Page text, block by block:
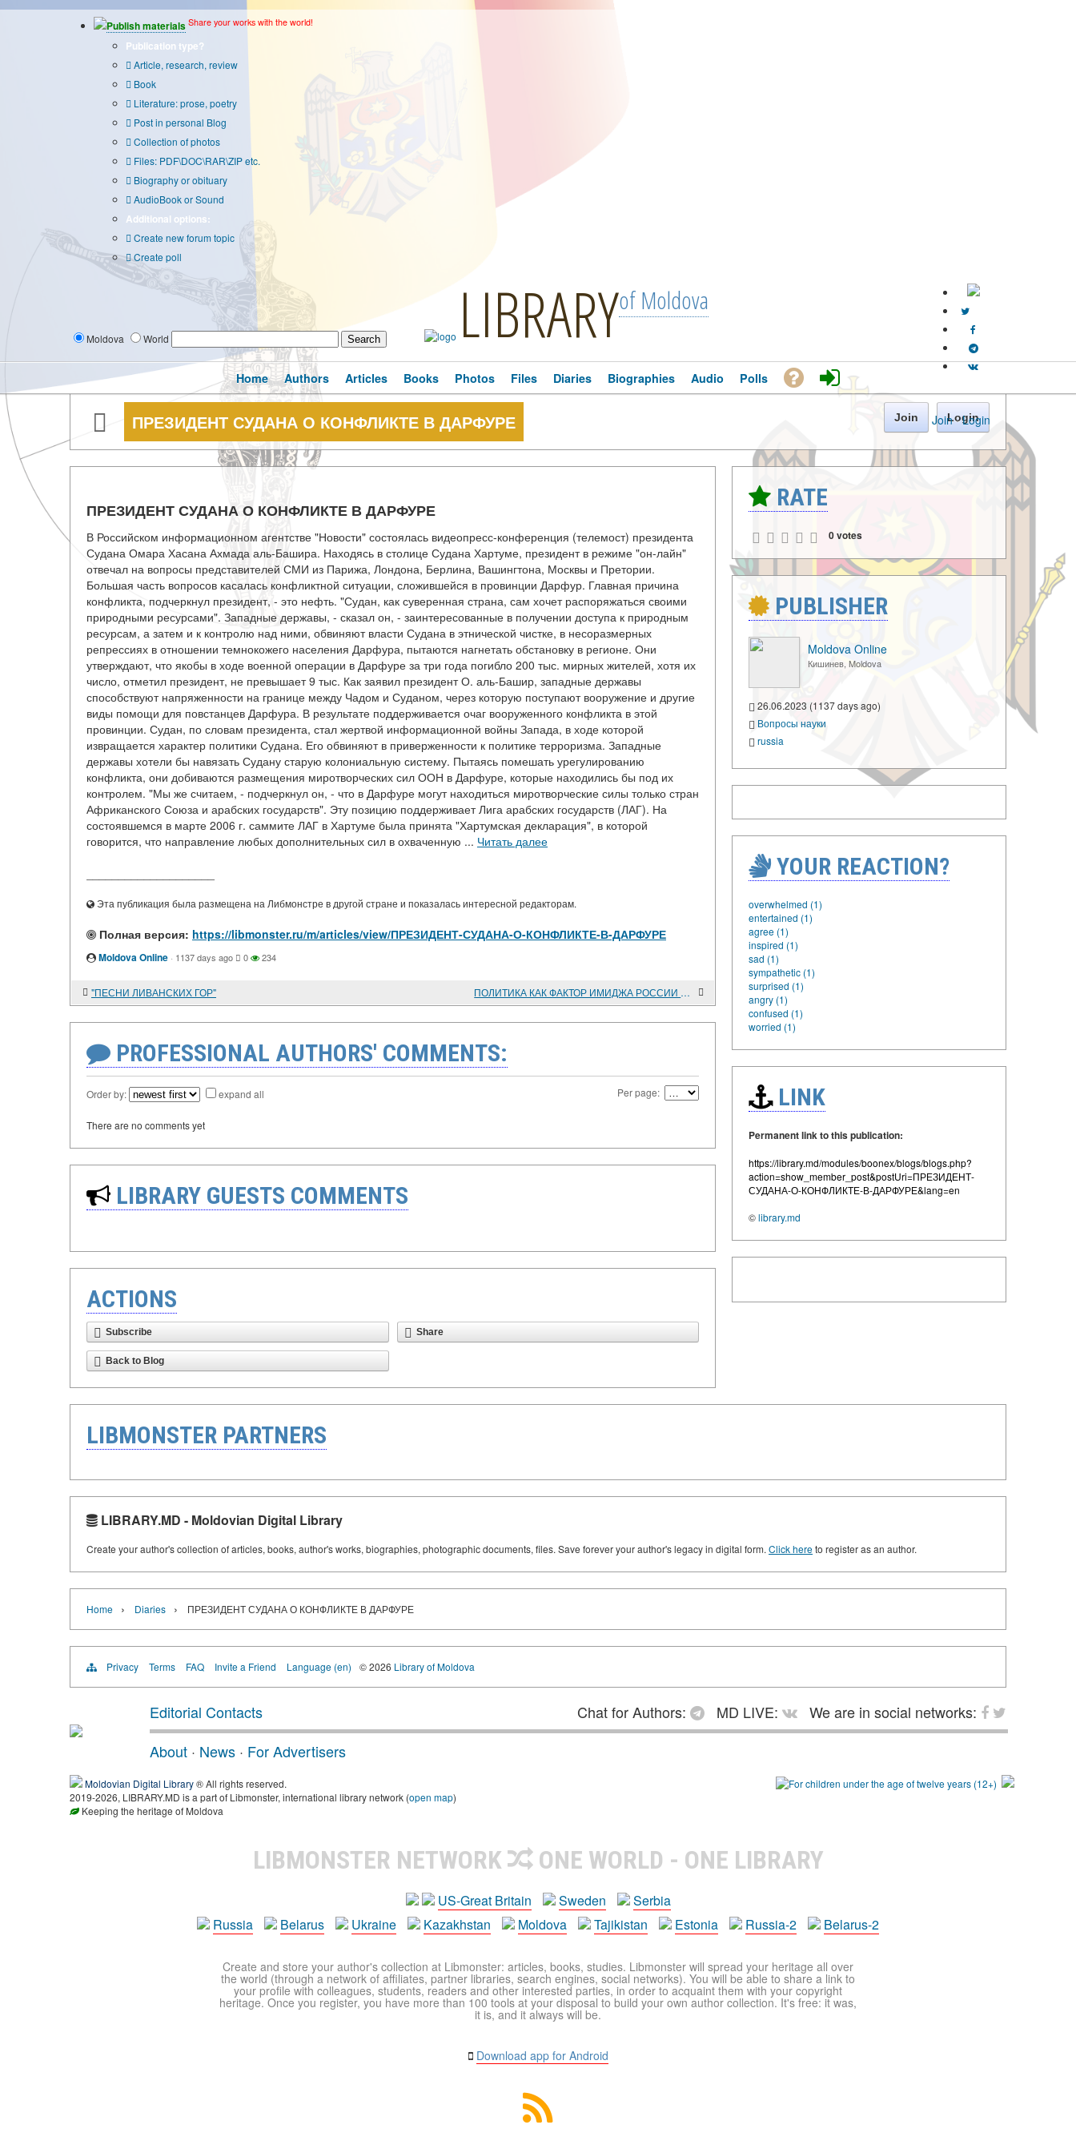
Publish materials Share your works with the world!
Publication type?
Article, research, review
Book
Literature: prose, poetry
Post in personal Blog
Collection of photos
Files: PDF\DOC\RAR\ZIP etc.
Biography or obituary
AudioBook or Sound
Additional options:
Create new forum topic
Create poll
Moldova World LIBRARYof Moldova
Join · Login
Home Authors Articles Books Photos Files Diaries Biographies Audio Polls
ПРЕЗИДЕНТ СУДАНА О КОНФЛИКТЕ В ДАРФУРЕ Join Login
ПРЕЗИДЕНТ СУДАНА О КОНФЛИКТЕ В ДАРФУРЕ
В Российском информационном агентстве "Новости" состоялась видеопресс-конференция (телемост) президента
Судана Омара Хасана Ахмада аль-Башира. Находясь в столице Судана Хартуме, президент в режиме "он-лайн"
отвечал на вопросы представителей СМИ из Парижа, Лондона, Берлина, Вашингтона, Москвы и Претории.
Большая часть вопросов касалась конфликтной ситуации, сложившейся в провинции Дарфур. Главная причина
конфликта, подчеркнул президент, - это нефть. "Судан, как суверенная страна, сам хочет распоряжаться своими
природными ресурсами". Западные державы, - сказал он, - заинтересованные в получении доступа к природным
ресурсам, а затем и к контролю над ними, обвиняют власти Судана в этнической чистке, в несоразмерных
репрессиях в отношении темнокожего населения Дарфура, пытаются нагнетать обстановку в регионе. Они
утверждают, что якобы в ходе военной операции в Дарфуре за три года погибло 200 тыс. мирных жителей, хотя их
число, отметил президент, не превышает 9 тыс. Как заявил президент О. аль-Башир, западные державы
способствуют напряженности на границе между Чадом и Суданом, через которую поступают вооружение и другие
виды помощи для повстанцев Дарфура. В результате поддерживается очаг вооруженного конфликта в этой
провинции. Судан, по словам президента, стал жертвой информационной войны Запада, в ходе которой
извращается характер политики Судана. Его обвиняют в приверженности к политике терроризма. Западные
державы хотели бы навязать Судану старую колониальную систему. Пытаясь помешать урегулированию
конфликта, они добиваются размещения миротворческих сил ООН в Дарфуре, которые находились бы под их
контролем. "Мы же считаем, - подчеркнул он, - что в Дарфуре могут находиться миротворческие силы только стран
Африканского Союза и арабских государств". Эту позицию поддерживает Лига арабских государств (ЛАГ). На
состоявшемся в марте 2006 г. саммите ЛАГ в Хартуме была принята "Хартумская декларация", в которой
говорится, что направление любых дополнительных сил в охваченную ... Читать далее
Эта публикация была размещена на Либмонстре в другой стране и показалась интересной редакторам.
Полная версия: https://libmonster.ru/m/articles/view/ПРЕЗИДЕНТ-СУДАНА-О-КОНФЛИКТЕ-В-ДАРФУРЕ
Moldova Online · 1137 days ago 0 234
"ПЕСНИ ЛИВАНСКИХ ГОР" ПОЛИТИКА КАК ФАКТОР ИМИДЖА РОССИИ В АФРИКЕ
PROFESSIONAL AUTHORS' COMMENTS:
Order by: expand all Per page:
There are no comments yet
LIBRARY GUESTS COMMENTS
ACTIONS
Subscribe Share
Back to Blog
RATE
0 votes
PUBLISHER
Moldova Online
Кишинев, Moldova
26.06.2023 (1137 days ago)
Вопросы науки
russia
YOUR REACTION?
overwhelmed (1)
entertained (1)
agree (1)
inspired (1)
sad (1)
sympathetic (1)
surprised (1)
angry (1)
confused (1)
worried (1)
LINK
Permanent link to this publication:
https://library.md/modules/boonex/blogs/blogs.php?
action=show_member_post&postUri=ПРЕЗИДЕНТ-
СУДАНА-О-КОНФЛИКТЕ-В-ДАРФУРЕ&lang=en
©library.md
LIBMONSTER PARTNERS
LIBRARY.MD - Moldovian Digital Library
Create your author's collection of articles, books, author's works, biographies, photographic documents, files. Save forever your author's legacy in digital form. Click hereto register as an author.
Home › Diaries › ПРЕЗИДЕНТ СУДАНА О КОНФЛИКТЕ В ДАРФУРЕ
Privacy Terms FAQ Invite a Friend Language (en) © 2026 Library of Moldova
Editorial Contacts Chat for Authors: MD LIVE:
We are in social networks:
About · News · For Advertisers
Moldovian Digital Library® All rights reserved.
2019-2026, LIBRARY.MD is a part of Libmonster, international library network (open map)
Keeping the heritage of Moldova
LIBMONSTER NETWORK ONE WORLD - ONE LIBRARY
US-Great Britain Sweden
Serbia
Russia
Belarus Ukraine Kazakhstan Moldova Tajikistan Estonia Russia-2 Belarus-2
Create and store your author's collection at Libmonster: articles, books, studies. Libmonster will spread your heritage all over
the world (through a network of affiliates, partner libraries, search engines, social networks). You will be able to share a link to
your profile with colleagues, students, readers and other interested parties, in order to acquaint them with your copyright
heritage. Once you register, you have more than 100 tools at your disposal to build your own author collection. It's free: it was,
it is, and it always will be.
Download app for Android